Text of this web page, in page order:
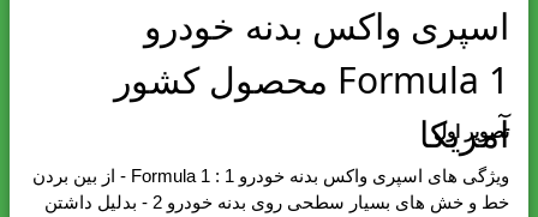
اسپری واکس بدنه خودرو
Formula 1 محصول کشور
آمریکا
تصویر اول
ویژگی های اسپری واکس بدنه خودرو Formula 1 : 1 - از بین بردن
خط و خش های بسیار سطحی روی بدنه خودرو 2 - بدلیل داشتن